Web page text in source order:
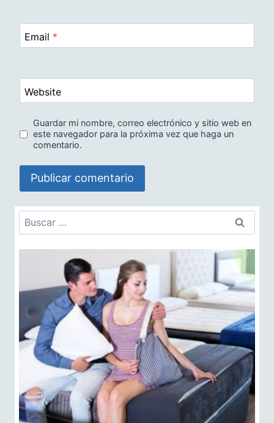
Email *
Website
Guardar mi nombre, correo electrónico y sitio web en
este navegador para la próxima vez que haga un
comentario.
Buscar: